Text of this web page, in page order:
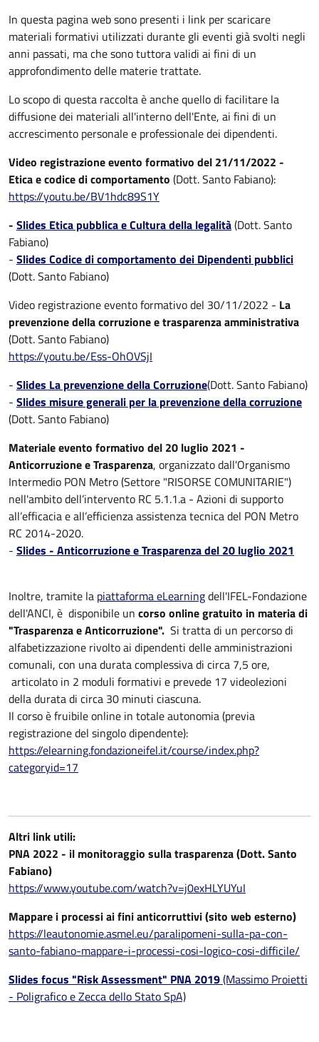
In questa pagina web sono presenti i link per scaricare
materiali formativi utilizzati durante gli eventi già svolti negli
anni passati, ma che sono tuttora validi ai fini di un
approfondimento delle materie trattate.
Lo scopo di questa raccolta è anche quello di facilitare la
diffusione dei materiali all'interno dell'Ente, ai fini di un
accrescimento personale e professionale dei dipendenti.
Video registrazione evento formativo del 21/11/2022 -
Etica e codice di comportamento (Dott. Santo Fabiano):
https://youtu.be/BV1hdc89S1Y
- Slides Etica pubblica e Cultura della legalità(Dott. Santo
Fabiano)
- Slides Codice di comportamento dei Dipendenti pubblici
(Dott. Santo Fabiano)
Video registrazione evento formativo del 30/11/2022 - La
prevenzione della corruzione e trasparenza amministrativa
(Dott. Santo Fabiano)
https://youtu.be/Ess-OhOVSjI
- Slides La prevenzione della Corruzione(Dott. Santo Fabiano)
- Slides misure generali per la prevenzione della corruzione
(Dott. Santo Fabiano)
Materiale evento formativo del 20 luglio 2021 -
Anticorruzione e Trasparenza, organizzato dall'Organismo
Intermedio PON Metro (Settore "RISORSE COMUNITARIE")
nell'ambito dell’intervento RC 5.1.1.a - Azioni di supporto
all’efficacia e all’efficienza assistenza tecnica del PON Metro
RC 2014-2020.
- Slides - Anticorruzione e Trasparenza del 20 luglio 2021
Inoltre, tramite la piattaforma eLearningdell'IFEL-Fondazione
dell'ANCI, è disponibile un corso online gratuito in materia di
"Trasparenza e Anticorruzione". Si tratta di un percorso di
alfabetizzazione rivolto ai dipendenti delle amministrazioni
comunali, con una durata complessiva di circa 7,5 ore,
articolato in 2 moduli formativi e prevede 17 videolezioni
della durata di circa 30 minuti ciascuna.
Il corso è fruibile online in totale autonomia (previa
registrazione del singolo dipendente):
https://elearning.fondazioneifel.it/course/index.php?
categoryid=17
Altri link utili:
PNA 2022 - il monitoraggio sulla trasparenza (Dott. Santo
Fabiano)
https://www.youtube.com/watch?v=j0exHLYUYuI
Mappare i processi ai fini anticorruttivi (sito web esterno)
https://leautonomie.asmel.eu/paralipomeni-sulla-pa-con-
santo-fabiano-mappare-i-processi-cosi-logico-cosi-difficile/
Slides focus "Risk Assessment" PNA 2019(Massimo Proietti
- Poligrafico e Zecca dello Stato SpA)